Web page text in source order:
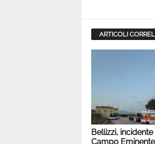
ARTICOLI
Bellizzi, incidente
Campo